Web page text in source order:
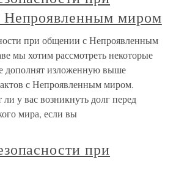
миром
при общении с Непроявленным
мы хотим рассмотреть некоторые
дополнят изложенную выше
с Непроявленным миром.
у вас возникнуть долг перед
мира, если вы
при